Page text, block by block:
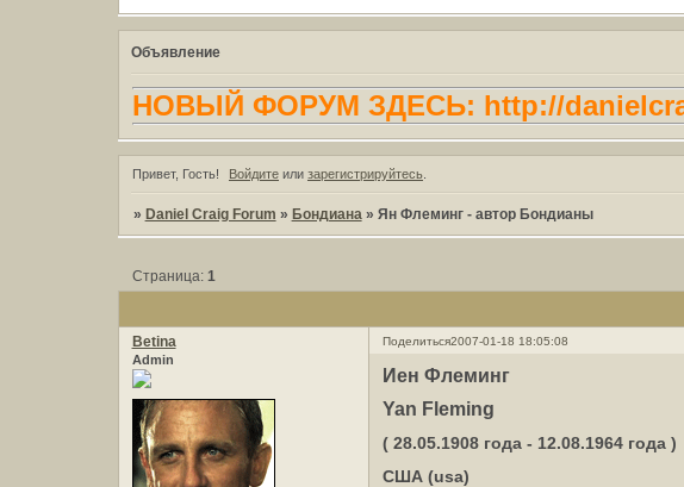
Объявление
НОВЫЙ ФОРУМ ЗДЕСЬ: http://
Привет, Гость! Войдите или зарегистрируйтесь
» Daniel Craig Forum » Бондиана » Ян Флеминг - автор Бондианы
Страница: 1
Поделиться2007-01-18 18:05:08
Betina
Admin
Иен Флеминг
Yan Fleming
( 28.05.1908 года - 12.08.1964 года )
США (usa)